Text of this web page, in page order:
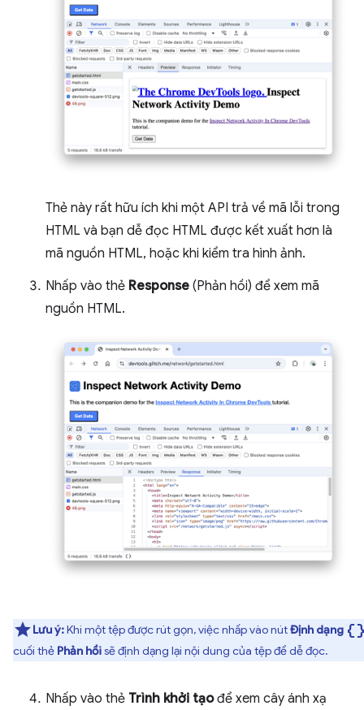
Thẻ này rất hữu ích khi một API trả về mã lỗi trong
HTML và bạn dễ đọc HTML được kết xuất hơn là
mã nguồn HTML, hoặc khi kiểm tra hình ảnh.
Nhấp vào thẻ Response (Phản hồi) để xem mã
nguồn HTML.
Lưu ý:Khi một tệp được rút gọn, việc nhấp vào nútĐịnh dạng
cuối thẻ Phản hồisẽ định dạng lại nội dung của tệp để dễ đọc.
Nhấp vào thẻ Trình khởi tạođể xem cây ánh xạ